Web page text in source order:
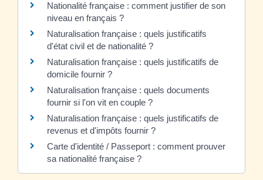
Nationalité française : comment justifier de son
niveau en français ?
Naturalisation française : quels justificatifs
d'état civil et de nationalité ?
Naturalisation française : quels justificatifs de
domicile fournir ?
Naturalisation française : quels documents
fournir si l'on vit en couple ?
Naturalisation française : quels justificatifs de
revenus et d'impôts fournir ?
Carte d'identité / Passeport : comment prouver
sa nationalité française ?